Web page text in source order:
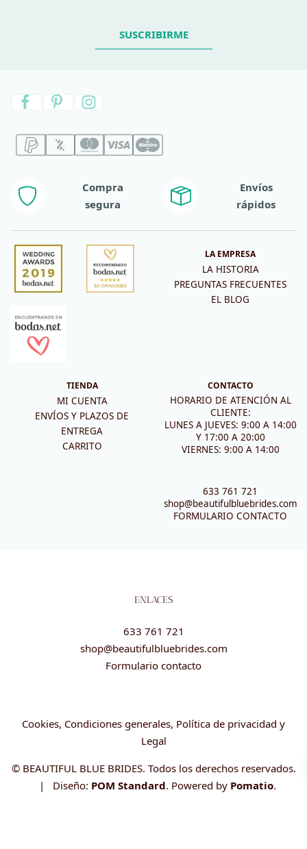
SUSCRIBIRME
Compra
segura
Envíos
rápidos
LA EMPRESA
LA HISTORIA
PREGUNTAS FRECUENTES
EL BLOG
TIENDA
MI CUENTA
ENVÍOS Y PLAZOS DE
ENTREGA
CARRITO
CONTACTO
HORARIO DE ATENCIÓN AL
CLIENTE:
LUNES A JUEVES: 9:00 A 14:00
Y 17:00 A 20:00
VIERNES: 9:00 A 14:00
633 761 721
shop@beautifulbluebrides.com
FORMULARIO CONTACTO
ENLACES
633 761 721
shop@beautifulbluebrides.com
Formulario contacto
Cookies, Condiciones generales, Política de privacidad y
Legal
© BEAUTIFUL BLUE BRIDES. Todos los derechos reservados.
| Diseño: POM Standard. Powered by Pomatio.